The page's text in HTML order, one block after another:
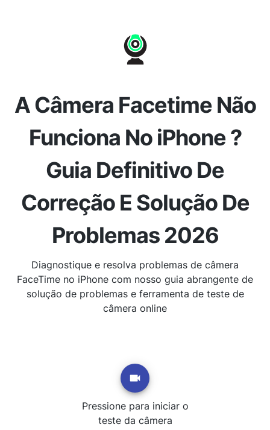
A Câmera Facetime Não
Funciona No iPhone ?
Guia Definitivo De
Correção E Solução De
Problemas 2026
Diagnostique e resolva problemas de câmera
FaceTime no iPhone com nosso guia abrangente de
solução de problemas e ferramenta de teste de
câmera online
Pressione para iniciar o
teste da câmera